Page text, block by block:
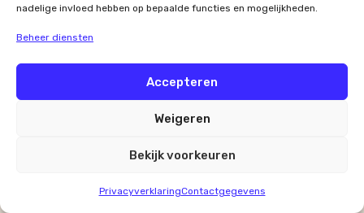
nadelige invloed hebben op bepaalde functies en mogelijkheden.
Beheer diensten
Accepteren
Weigeren
Bekijk voorkeuren
PrivacyverklaringContactgegevens
Vloertegel • Grijs